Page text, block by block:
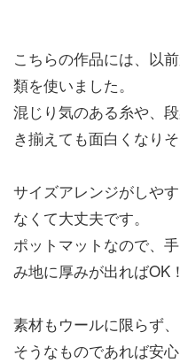
こちらの作品には、以
類を使いました。
混じり気のある糸や、
き揃えても面白くなりそ
サイズアレンジがしや
なくて大丈夫です。
ポットマットなので、
み地に厚みが出ればOK！
素材もウールに限らず
そうなものであれば安心